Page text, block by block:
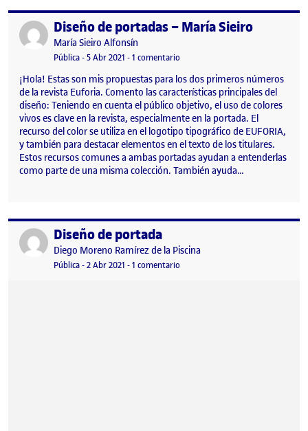
Publicado porDiseño de portadas – María Sieiro
Publicado por
María Sieiro Alfonsín
Visibilidad:
Pública-Fecha de publicación
5 Abr 2021 -1 comentario
¡Hola! Estas son mis propuestas para los dos primeros números
de la revista Euforia. Comento las características principales del
diseño: Teniendo en cuenta el público objetivo, el uso de colores
vivos es clave en la revista, especialmente en la portada. El
recurso del color se utiliza en el logotipo tipográfico de EUFORIA,
y también para destacar elementos en el texto de los titulares.
Estos recursos comunes a ambas portadas ayudan a entenderlas
como parte de una misma colección. También ayuda…
Publicado porDiseño de portada
Publicado por
Diego Moreno Ramírez de la Piscina
Visibilidad:
Pública-Fecha de publicación
2 Abr 2021 -1 comentario